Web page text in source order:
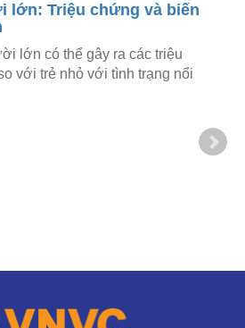
lớn: Triệu chứng và biến
lớn có thể gây ra các triệu
với trẻ nhỏ với tình trạng nổi